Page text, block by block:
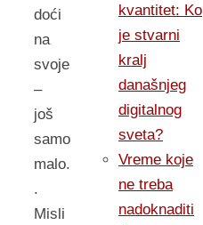
doći
na
svoje
–
još
samo
malo.
.
Misli
kvantitet: Ko
je stvarni
kralj
današnjeg
digitalnog
sveta?
Vreme koje
ne treba
nadoknaditi